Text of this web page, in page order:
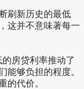
刷新历史的最低
这并不意味著每一
房贷利率推动了
能够负担的程度。
的代价。